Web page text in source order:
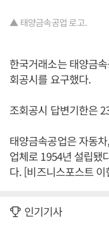
▲ 태양금속공업 로고.
한국거래소는 태양금
회공시를 요구했다.
조회공시 답변기한은
태양금속공업은 자동
업체로 1954년 설립됐
다. [비즈니스포스트
인기기사